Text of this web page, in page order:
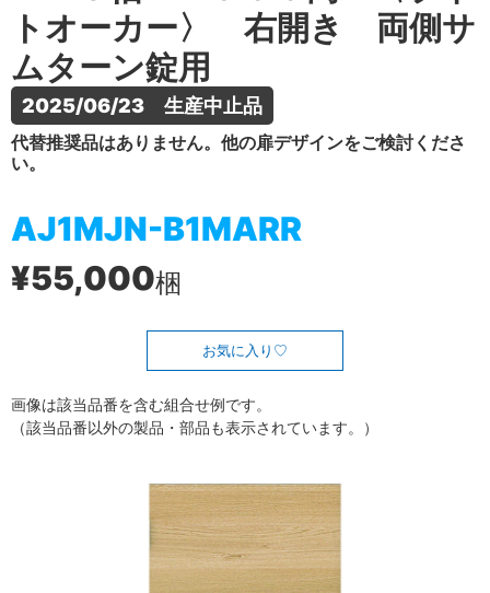
トオーカー〉 右開き 両側サ
ムターン錠用
2025/06/23　生産中止品
代替推奨品はありません。他の扉デザインをご検討くださ
い。
AJ1MJN-B1MARR
¥55,000梱
お気に入り
画像は該当品番を含む組合せ例です。
（該当品番以外の製品・部品も表示されています。）